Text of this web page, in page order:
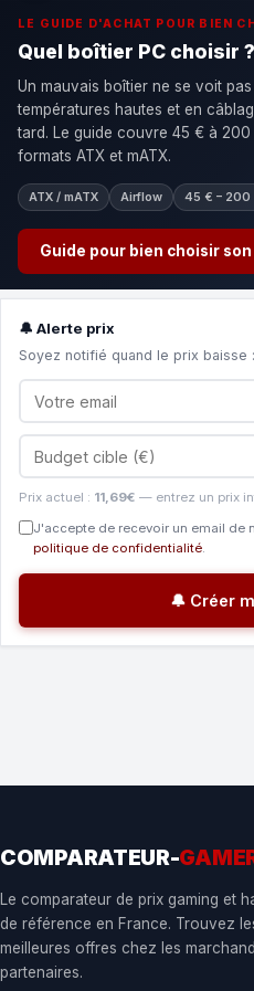
LE GUIDE D'ACHAT POUR BIEN
Quel boîtier PC choisir ?
Un mauvais boîtier ne se voit
températures hautes et en
tard. Le guide couvre 45 € à
formats ATX et mATX.
ATX / mATX Airflow 45 € – 200
Guide pour bien choisir
🔔 Alerte prix
Soyez notifié quand le prix baisse :
Prix actuel : 11,69€ — entrez un prix
J'accepte de recevoir un email de
politique de confidentialité.
🔔 Créer
COMPARATEUR-
Le comparateur de prix gaming et
de référence en France. Trouvez
meilleures offres chez les
partenaires.